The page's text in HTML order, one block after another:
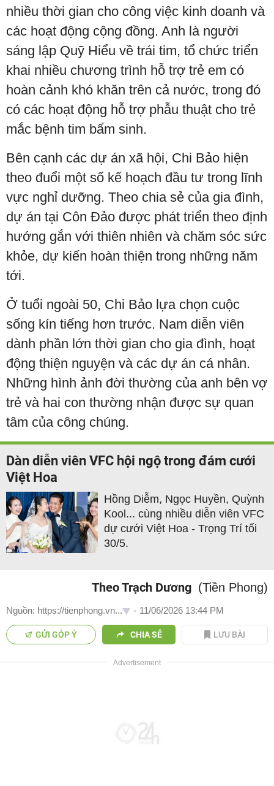
nhiều thời gian cho công việc kinh doanh và
các hoạt động cộng đồng. Anh là người
sáng lập Quỹ Hiểu về trái tim, tổ chức triển
khai nhiều chương trình hỗ trợ trẻ em có
hoàn cảnh khó khăn trên cả nước, trong đó
có các hoạt động hỗ trợ phẫu thuật cho trẻ
mắc bệnh tim bẩm sinh.
Bên cạnh các dự án xã hội, Chi Bảo hiện
theo đuổi một số kế hoạch đầu tư trong lĩnh
vực nghỉ dưỡng. Theo chia sẻ của gia đình,
dự án tại Côn Đảo được phát triển theo định
hướng gắn với thiên nhiên và chăm sóc sức
khỏe, dự kiến hoàn thiện trong những năm
tới.
Ở tuổi ngoài 50, Chi Bảo lựa chọn cuộc
sống kín tiếng hơn trước. Nam diễn viên
dành phần lớn thời gian cho gia đình, hoạt
động thiện nguyện và các dự án cá nhân.
Những hình ảnh đời thường của anh bên vợ
trẻ và hai con thường nhận được sự quan
tâm của công chúng.
Dàn diễn viên VFC hội ngộ trong đám cưới
Việt Hoa
Hồng Diễm, Ngọc Huyền, Quỳnh
Kool... cùng nhiều diễn viên VFC
dự cưới Việt Hoa - Trọng Trí tối
30/5.
Theo Trạch Dương (Tiền Phong)
Nguồn: https://tienphong.vn... - 11/06/2026 13:44 PM
GỬI GÓP Ý CHIA SẺ LƯU BÀI